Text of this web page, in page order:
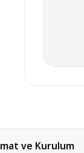
ve Kurulum